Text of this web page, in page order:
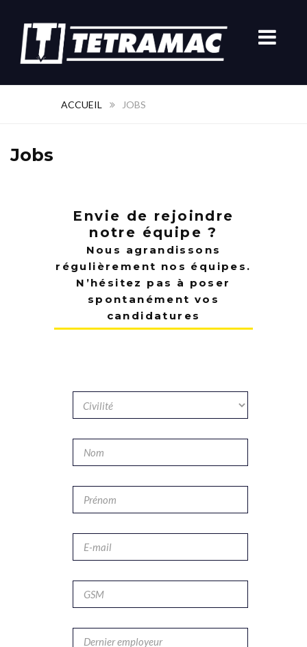
ACCUEIL JOBS
Jobs
Envie de rejoindre
notre équipe ?
Nous agrandissons
régulièrement nos équipes.
N’hésitez pas à poser
spontanément vos
candidatures